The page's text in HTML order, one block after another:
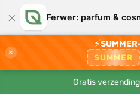
× Ferwer: parfum &
×
⚡
SUMMER
Gratis